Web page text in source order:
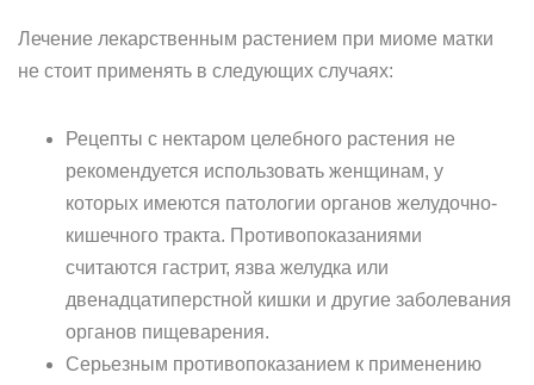
Лечение лекарственным растением при миоме матки
не стоит применять в следующих случаях:
Рецепты с нектаром целебного растения не
рекомендуется использовать женщинам, у
которых имеются патологии органов желудочно-
кишечного тракта. Противопоказаниями
считаются гастрит, язва желудка или
двенадцатиперстной кишки и другие заболевания
органов пищеварения.
Серьезным противопоказанием к применению